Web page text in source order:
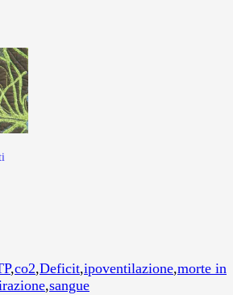
,co2,Deficit,ipoventilazione,morte in
,sangue